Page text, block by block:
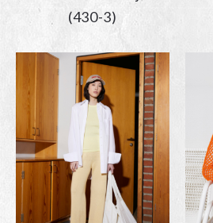
(430-3)